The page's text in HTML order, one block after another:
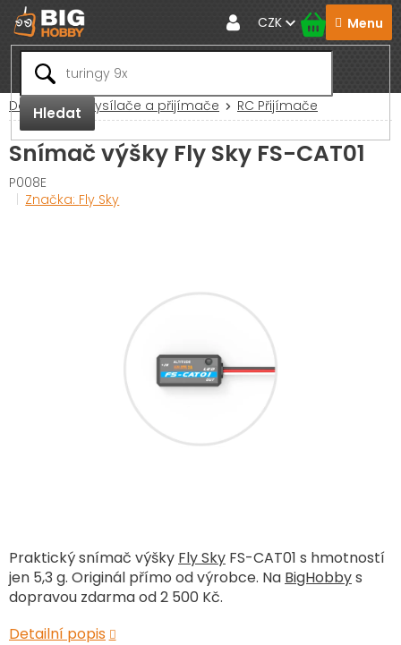
Přejít
na
obsah
Hledat
CZK
Domů RC Vysílače a přijímače RC Přijímače
Snímač výšky Fly Sky FS-CAT01
P008E
Značka: Fly Sky
Praktický snímač výšky Fly Sky FS-CAT01 s hmotností
jen 5,3 g. Originál přímo od výrobce. Na BigHobbys
dopravou zdarma od 2 500 Kč.
Detailní popis